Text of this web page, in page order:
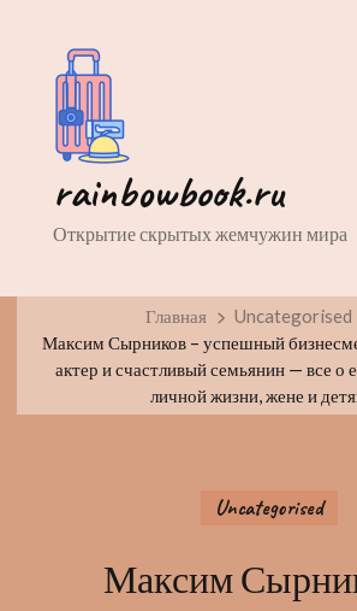
rainbowbook.ru
Открытие скрытых жемчужин мира
Главная
Uncategorised
Максим Сырников – успешный
актер и счастливый семьянин — все о
личной жизни, жене и
Uncategorised
Максим